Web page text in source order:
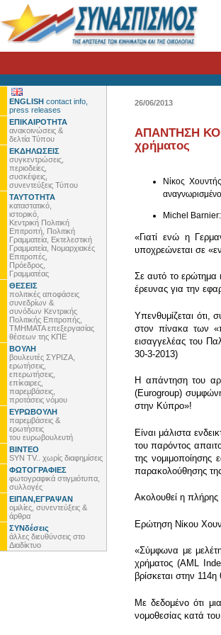
ENGLISH contact info,
press releases
ΕΠΙΚΑΙΡΟΤΗΤΑ
ανακοινώσεις &
δελτία Τύπου
ΕΚΔΗΛΩΣΕΙΣ
συγκεντρώσεις,
περιοδείες,
συσκέψεις,
συνεντεύξεις Τύπου
ΤΑΥΤΟΤΗΤΑ
καταστατικό,
ιστορικό,
Κεντρική Πολιτική
Επιτροπή, Πολιτική
Γραμματεία, Εκτελεστική
Γραμματεία, Νομαρχιακές
Επιτροπές,
Πρόεδρος,
Γραμματέας
ΘΕΣΕΙΣ
πολιτικές αποφάσεις
συνεδρίων &
συνόδων Κεντρικής
Πολιτικής Επιτροπής,
ΤΜΗΜΑΤΑ επεξεργασίας
θέσεων της ΚΠΕ
ΒΟΥΛΗ
βουλευτές ΣΥΡΙΖΑ,
ερωτήσεις,
επερωτήσεις,
επίκαιρες,
παρεμβάσεις,
προτάσεις νόμου
ΕΥΡΩΒΟΥΛΗ
παρεμβάσεις &
ερωτήσεις
του ευρωβουλευτή
ΒΙΝΤΕΟ
SYN TV.. χωρίς διαφημίσεις
ΦΩΤΟΓΡΑΦΙΕΣ
φωτογραφικά στιγμιότυπα,
συλλογές
ΕΙΠΑΝ,ΕΓΡΑΨΑΝ
ομιλίες, συνεντεύξεις &
άρθρα
ΣΥΝδέσεις
άλλες διευθύνσεις στο
Διαδίκτυο
26/06/2013
ΑΠΑΝΤΗΣΗ
χρήματος
Νίκος
Michel Barnier:
«Γιατί ενώ η
υποχρεώνεται σε
Σε αυτό το ερώτημα
έρευνας για την
Υπενθυμίζεται
στον πίνακα των
εισαγγελέας του
30-3-2013)
Η απάντηση του
(Eurogroup)
στην Κύπρο»!
Είναι μάλιστα
του παρόντος
της νομιμοποίησης
παρακολούθησης
Ακολουθεί η
Ερώτηση Νίκου
«Σύμφωνα με
χρήματος (AML
βρίσκεται στην
Με δεδομένο ότι
νομοθεσίας κατά